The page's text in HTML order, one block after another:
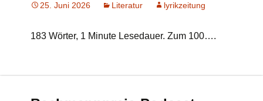
25. Juni 2026 Literatur lyrikzeitung
183 Wörter, 1 Minute Lesedauer. Zum 100….